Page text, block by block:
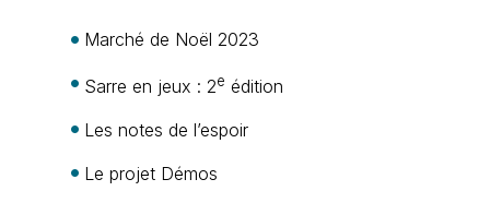
Marché de Noël 2023
Sarre en jeux : 2e édition
Les notes de l’espoir
Le projet Démos